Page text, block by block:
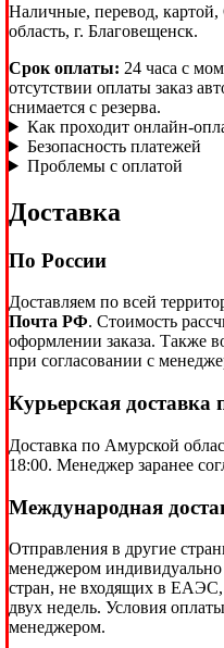
Наличные, перевод,
область, г. Благовещенск.
Срок оплаты: 24 часа с
отсутствии оплаты заказ
снимается с резерва.
Как проходит онлайн-
Безопасность платежей
Проблемы с оплатой
Доставка
По России
Доставляем по всей
Почта РФ. Стоимость
оформлении заказа. Также
при согласовании с
Курьерская доставка
Доставка по Амурской
18:00. Менеджер заранее
Международная
Отправления в другие
менеджером
стран, не входящих в
двух недель. Условия
менеджером.